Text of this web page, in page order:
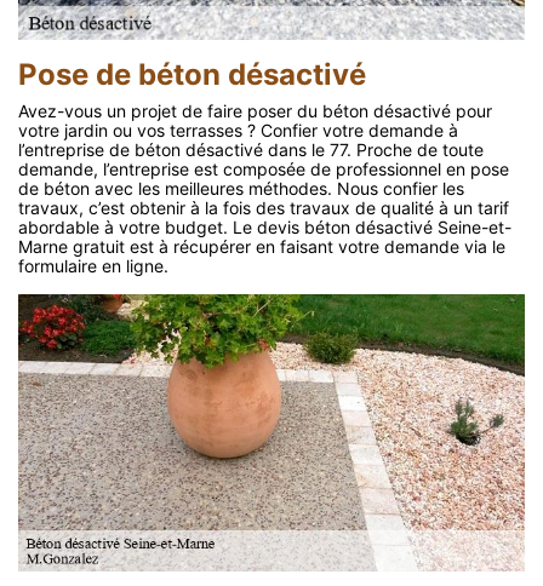
Pose de béton désactivé
Avez-vous un projet de faire poser du béton désactivé pour
votre jardin ou vos terrasses ? Confier votre demande à
l’entreprise de béton désactivé dans le 77. Proche de toute
demande, l’entreprise est composée de professionnel en pose
de béton avec les meilleures méthodes. Nous confier les
travaux, c’est obtenir à la fois des travaux de qualité à un tarif
abordable à votre budget. Le devis béton désactivé Seine-et-
Marne gratuit est à récupérer en faisant votre demande via le
formulaire en ligne.